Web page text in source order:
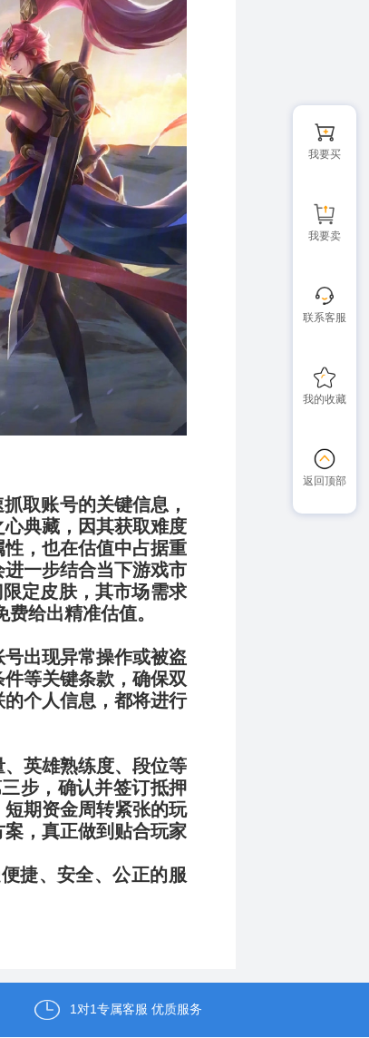
取账号的关键信息，
典藏，因其获取难度
，也在估值中占据重
一步结合当下游戏市
定皮肤，其市场需求
给出精准估值。
出现异常操作或被盗
等关键条款，确保双
个人信息，都将进行
英雄熟练度、段位等
步，确认并签订抵押
期资金周转紧张的玩
，真正做到贴合玩家
捷、安全、公正的服
1对1专属客服 优质服务
我要买
我要卖
联系客服
我的收藏
返回顶部